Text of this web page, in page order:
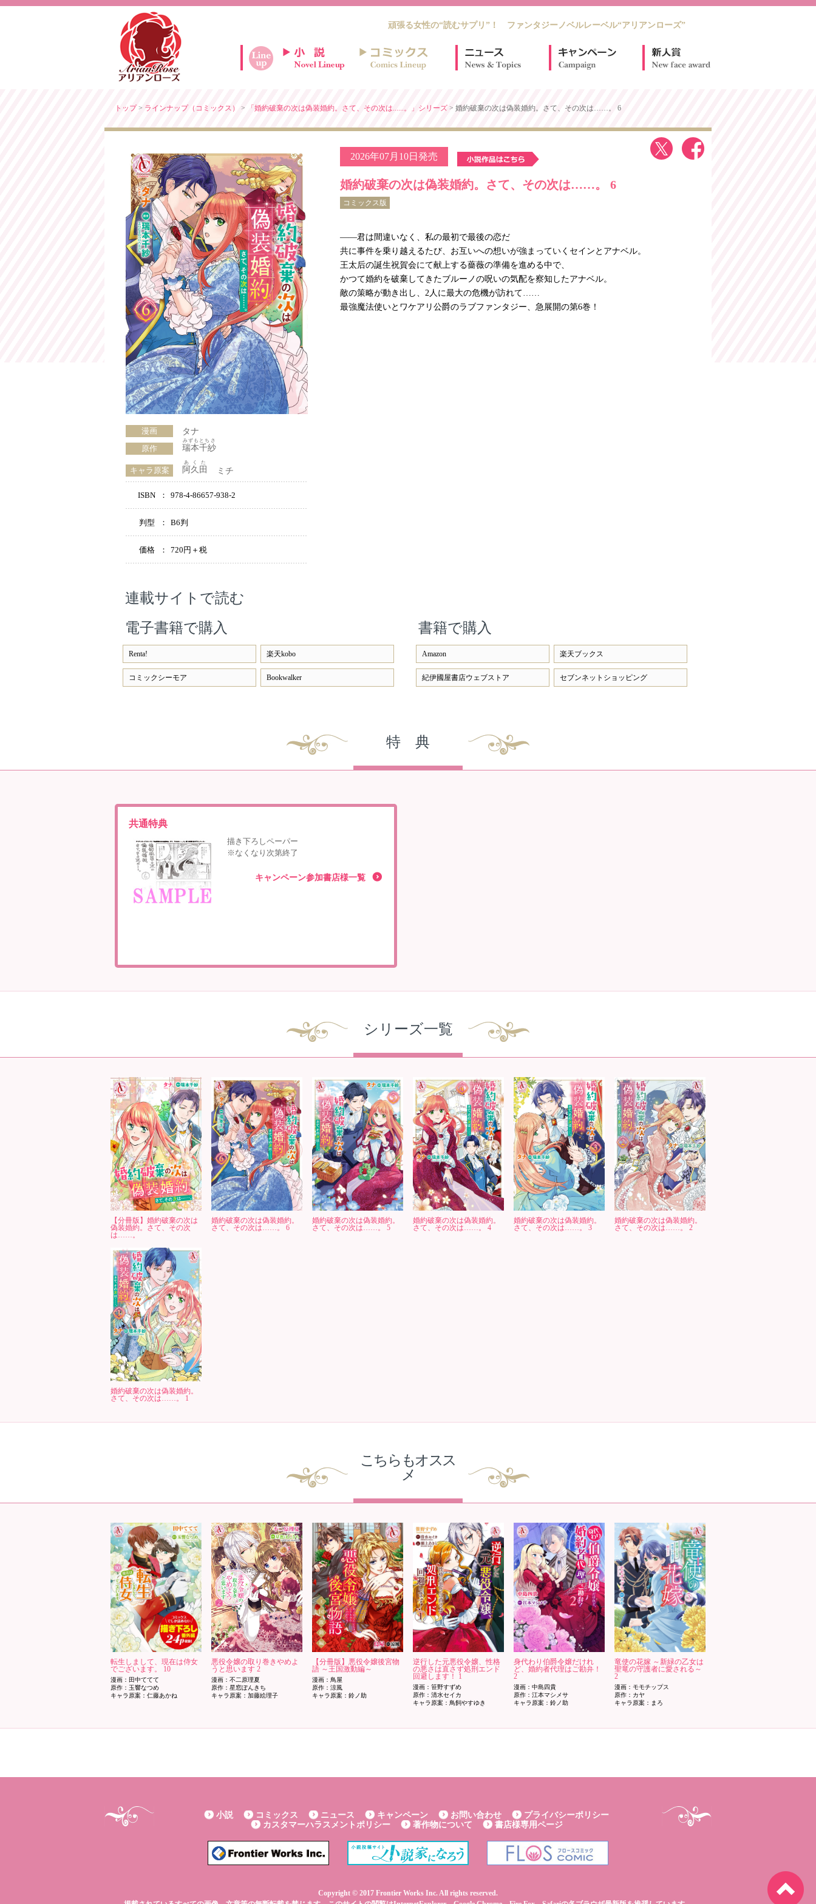
頑張る女性の“読むサプリ”！ ファンタジーノベルレーベル“アリアンローズ”
トップ> ラインナップ（コミックス） > 「婚約破棄の次は偽装婚約。さて、その次は......。」シリーズ> 婚約破棄の次は偽装婚約。さて、その次は……。 6
2026年07月10日発売
婚約破棄の次は偽装婚約。さて、その次は……。 6
コミックス版
漫画
タナ
原作
瑞本千紗
みずもとちさ
キャラ原案 阿久田
あくた
ミチ
ISBN ： 978-4-86657-938-2
判型 ： B6判
価格 ： 720円＋税
――君は間違いなく、私の最初で最後の恋だ
共に事件を乗り越えるたび、お互いへの想いが強まっていくセインとアナベル。
王太后の誕生祝賀会にて献上する薔薇の準備を進める中で、
かつて婚約を破棄してきたブルーノの呪いの気配を察知したアナベル。
敵の策略が動き出し、2人に最大の危機が訪れて……
最強魔法使いとワケアリ公爵のラブファンタジー、急展開の第6巻！
連載サイトで読む
電子書籍で購入
Renta! 楽天kobo
コミックシーモア Bookwalker
書籍で購入
Amazon 楽天ブックス
紀伊國屋書店ウェブストア セブンネットショッピング
特 典
共通特典
描き下ろしペーパー
※なくなり次第終了
キャンペーン参加書店様一覧
シリーズ一覧
【分冊版】婚約破棄の次は
偽装婚約。さて、その次
は……。
婚約破棄の次は偽装婚約。
さて、その次は……。 6
婚約破棄の次は偽装婚約。
さて、その次は……。 5
婚約破棄の次は偽装婚約。
さて、その次は……。 4
婚約破棄の次は偽装婚約。
さて、その次は……。 3
婚約破棄の次は偽装婚約。
さて、その次は……。 2
婚約破棄の次は偽装婚約。
さて、その次は……。 1
こちらもオスス
メ
転生しまして、現在は侍女
でございます。 10
漫画：田中ててて
原作：玉響なつめ
キャラ原案：仁藤あかね
悪役令嬢の取り巻きやめよ
うと思います 2
漫画：不二原理夏
原作：星窓ぽんきち
キャラ原案：加藤絵理子
【分冊版】悪役令嬢後宮物
語 ～王国激動編～
漫画：鳥屋
原作：涼風
キャラ原案：鈴ノ助
逆行した元悪役令嬢、性格
の悪さは直さず処刑エンド
回避します！ 1
漫画：笹野すずめ
原作：清水セイカ
キャラ原案：鳥飼やすゆき
身代わり伯爵令嬢だけれ
ど、婚約者代理はご勘弁！
2
漫画：中島四貴
原作：江本マシメサ
キャラ原案：鈴ノ助
竜使の花嫁 ～新緑の乙女は
聖竜の守護者に愛される～
2
漫画：モモチップス
原作：カヤ
キャラ原案：まろ
小説 コミックス ニュース キャンペーン お問い合わせ
プライバシーポリシー
カスタマーハラスメントポリシー
著作物について 書店様専用ページ
Copyright © 2017 Frontier Works Inc. All rights reserved.